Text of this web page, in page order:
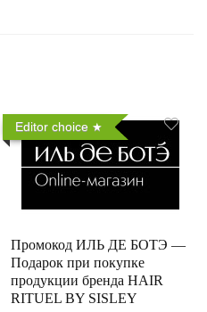
Editor choice
Промокод ИЛЬ ДЕ БОТЭ —
Подарок при покупке
продукции бренда HAIR
RITUEL BY SISLEY